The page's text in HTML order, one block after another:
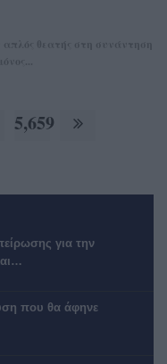
5,659
για την
που θα άφηνε